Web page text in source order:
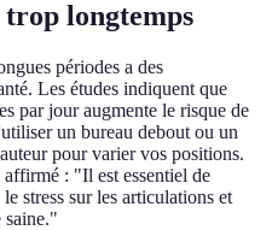
longtemps
périodes a des
Les études indiquent que
par jour augmente le risque de
un bureau debout ou un
pour varier vos positions.
: "Il est essentiel de
stress sur les articulations et
saine."